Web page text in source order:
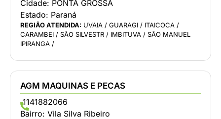
Cidade: PONTA GROSSA
Estado: Paraná
REGIÃO ATENDIDA: UVAIA / GUARAGI / ITAICOCA /
CARAMBEI / SÃO SILVESTR / IMBITUVA / SÃO MANUEL
IPIRANGA /
AGM MAQUINAS E PECAS
1141882066
Bairro: Vila Silva Ribeiro